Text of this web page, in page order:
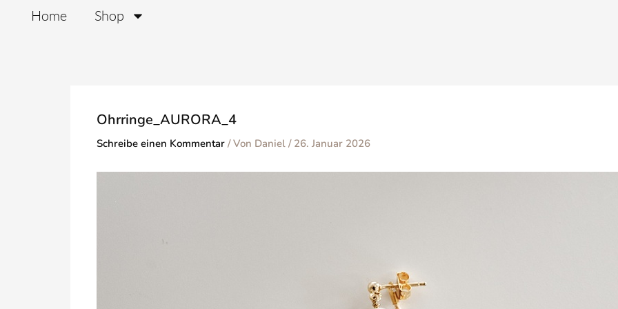
Home Shop
Ohrringe_AURORA_4
Schreibe einen Kommentar / Von Daniel / 26. Januar 2026